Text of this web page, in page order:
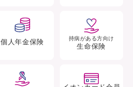
個人年金保険 持病がある方向け
生命保険